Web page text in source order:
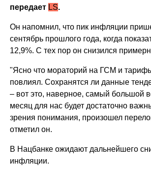
передает LS.
Он напомнил, что пик инфляции
сентябрь прошлого года, когда
12,9%. С тех пор он снизился
"Ясно что мораторий на ГСМ и
повлиял. Сохранятся ли данные
– вот это, наверное, самый большой
месяц для нас будет достаточно
зрения понимания, произошел
отметил он.
В Нацбанке ожидают дальнейшего
инфляции.